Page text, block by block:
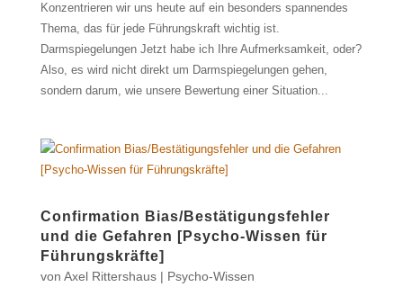
Konzentrieren wir uns heute auf ein besonders spannendes
Thema, das für jede Führungskraft wichtig ist.
Darmspiegelungen Jetzt habe ich Ihre Aufmerksamkeit, oder?
Also, es wird nicht direkt um Darmspiegelungen gehen,
sondern darum, wie unsere Bewertung einer Situation...
Confirmation Bias/Bestätigungsfehler
und die Gefahren [Psycho-Wissen für
Führungskräfte]
von Axel Rittershaus| Psycho-Wissen